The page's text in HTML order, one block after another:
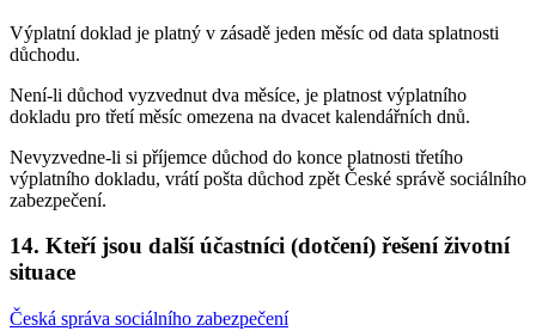
Výplatní doklad je platný v zásadě jeden měsíc od data splatnosti
důchodu.
Není-li důchod vyzvednut dva měsíce, je platnost výplatního
dokladu pro třetí měsíc omezena na dvacet kalendářních dnů.
Nevyzvedne-li si příjemce důchod do konce platnosti třetího
výplatního dokladu, vrátí pošta důchod zpět České správě sociálního
zabezpečení.
14. Kteří jsou další účastníci (dotčení) řešení životní
situace
Česká správa sociálního zabezpečení